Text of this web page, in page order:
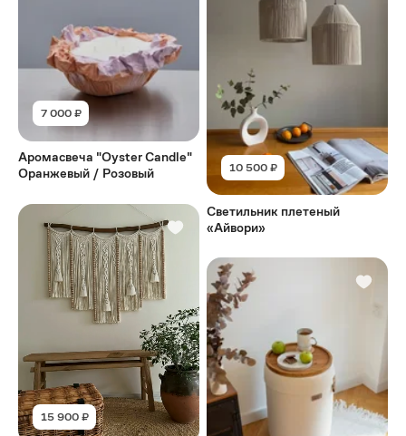
7 000 ₽
Аромасвеча "Oyster Candle"
Оранжевый / Розовый
15 900 ₽
10 500 ₽
Светильник плетеный
«Айвори»